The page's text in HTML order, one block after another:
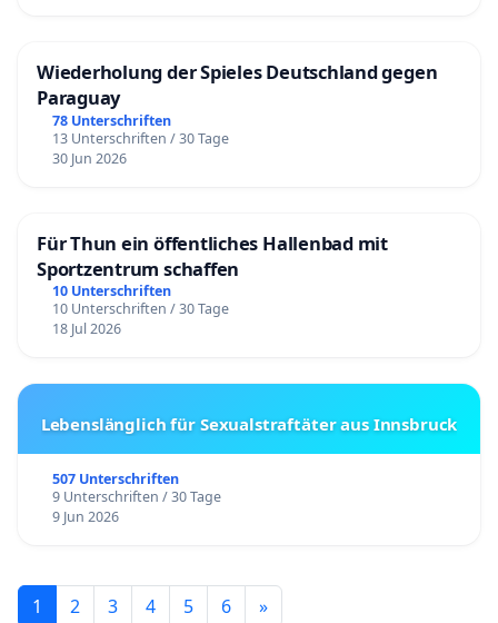
Wiederholung der Spieles Deutschland gegen
Paraguay
78 Unterschriften
13 Unterschriften / 30 Tage
30 Jun 2026
Für Thun ein öffentliches Hallenbad mit
Sportzentrum schaffen
10 Unterschriften
10 Unterschriften / 30 Tage
18 Jul 2026
Lebenslänglich für Sexualstraftäter aus Innsbruck
507 Unterschriften
9 Unterschriften / 30 Tage
9 Jun 2026
1 2 3 4 5 6 »